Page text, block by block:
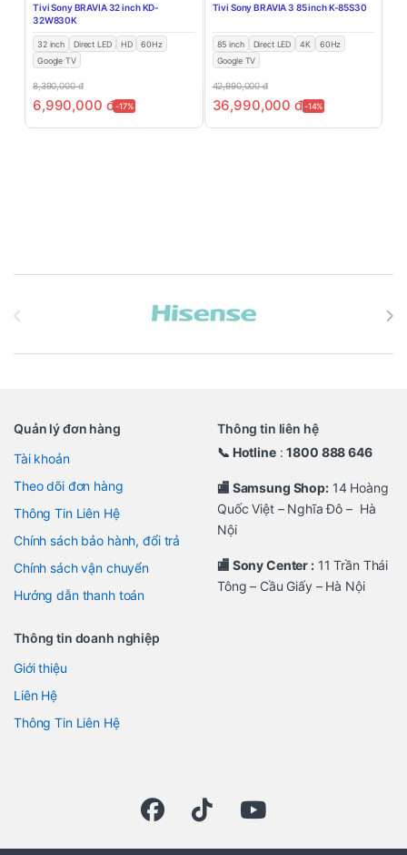
Tivi Sony BRAVIA 32 inch KD-
32W830K
32 inch Direct LED HD
60Hz
Google TV
8,390,000đ
6,990,000 đ-17%
Tivi Sony BRAVIA 3 85 inch K-85S30
85 inch Direct LED 4K
60Hz
Google TV
42,990,000đ
36,990,000 đ-14%
Quản lý đơn hàng
Tài khoản
Theo dõi đơn hàng
Thông Tin Liên Hệ
Chính sách bảo hành, đổi trả
Chính sách vận chuyển
Hướng dẫn thanh toán
Thông tin liên hệ
📞 Hotline:1800 888 646
🏬 Samsung Shop:14 Hoàng
Quốc Việt – Nghĩa Đô – Hà
Nội
🏬 Sony Center :11 Trần Thái
Tông – Cầu Giấy – Hà Nội
Thông tin doanh nghiệp
Giới thiệu
Liên Hệ
Thông Tin Liên Hệ